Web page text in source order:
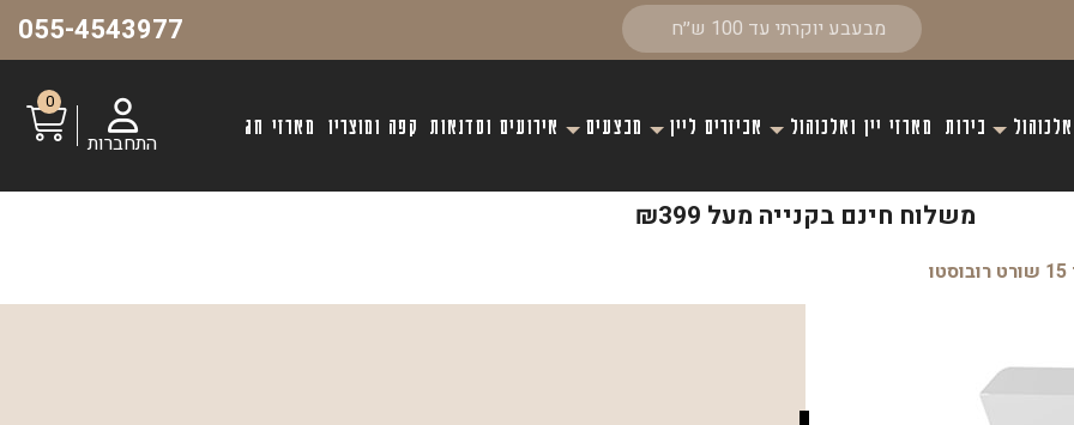
055-4543977
אלכוהול בירות מארזי יין ואלכוהול אביזרים ליין מבצעים אירועים וסדנאות קפה ומוצריו מארזי חג
התחברות
0
משלוח חינם בקנייה מעל ₪399